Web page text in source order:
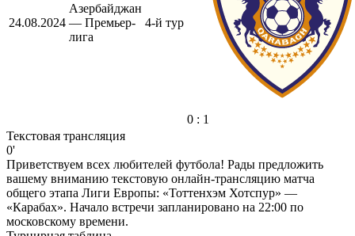
24.08.2024
Азербайджан
— Премьер-
лига
4-й тур
0 : 1
Текстовая трансляция
0'
Приветствуем всех любителей футбола! Рады предложить
вашему вниманию текстовую онлайн-трансляцию матча
общего этапа Лиги Европы: «Тоттенхэм Хотспур» —
«Карабах». Начало встречи запланировано на 22:00 по
московскому времени.